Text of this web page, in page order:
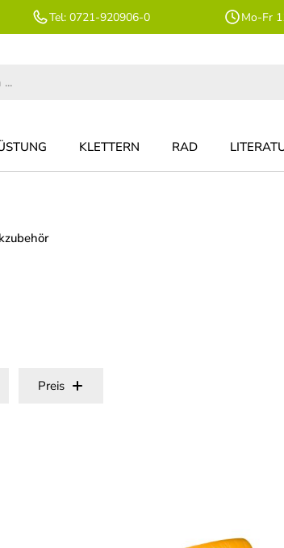
Tel: 0721-920906-0 Mo-Fr
KLETTERN RAD
Preis